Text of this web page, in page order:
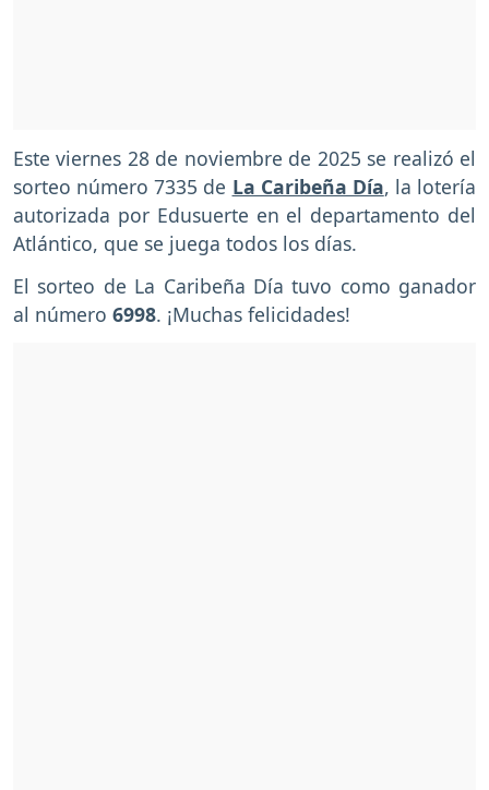
Este viernes 28 de noviembre de 2025 se realizó el
sorteo número 7335 de La Caribeña Día, la lotería
autorizada por Edusuerte en el departamento del
Atlántico, que se juega todos los días.
El sorteo de La Caribeña Día tuvo como ganador
al número 6998. ¡Muchas felicidades!